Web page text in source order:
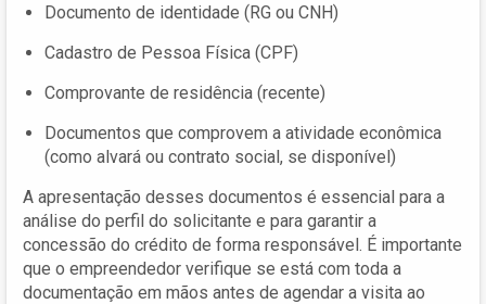
Documento de identidade (RG ou CNH)
Cadastro de Pessoa Física (CPF)
Comprovante de residência (recente)
Documentos que comprovem a atividade econômica
(como alvará ou contrato social, se disponível)
A apresentação desses documentos é essencial para a
análise do perfil do solicitante e para garantir a
concessão do crédito de forma responsável. É importante
que o empreendedor verifique se está com toda a
documentação em mãos antes de agendar a visita ao